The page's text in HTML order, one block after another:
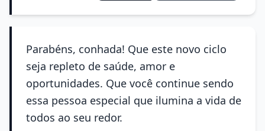
Parabéns, conhada! Que este novo ciclo
seja repleto de saúde, amor e
oportunidades. Que você continue sendo
essa pessoa especial que ilumina a vida de
todos ao seu redor.